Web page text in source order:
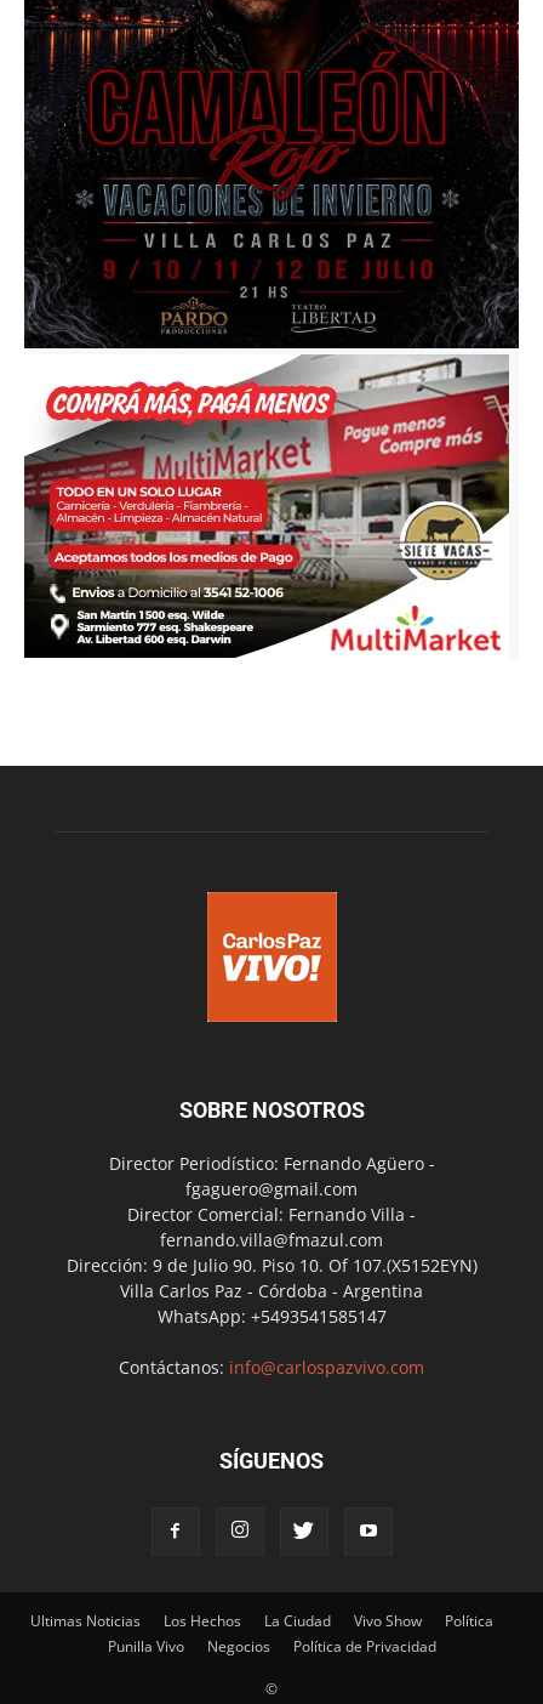
SOBRE NOSOTROS
Director Periodístico: Fernando Agüero -
fgaguero@gmail.com
Director Comercial: Fernando Villa -
fernando.villa@fmazul.com
Dirección: 9 de Julio 90. Piso 10. Of 107.(X5152EYN)
Villa Carlos Paz - Córdoba - Argentina
WhatsApp: +5493541585147
Contáctanos: info@carlospazvivo.com
SÍGUENOS
Ultimas Noticias Los Hechos La Ciudad Vivo Show
Política
Punilla Vivo
Negocios Política de Privacidad
©